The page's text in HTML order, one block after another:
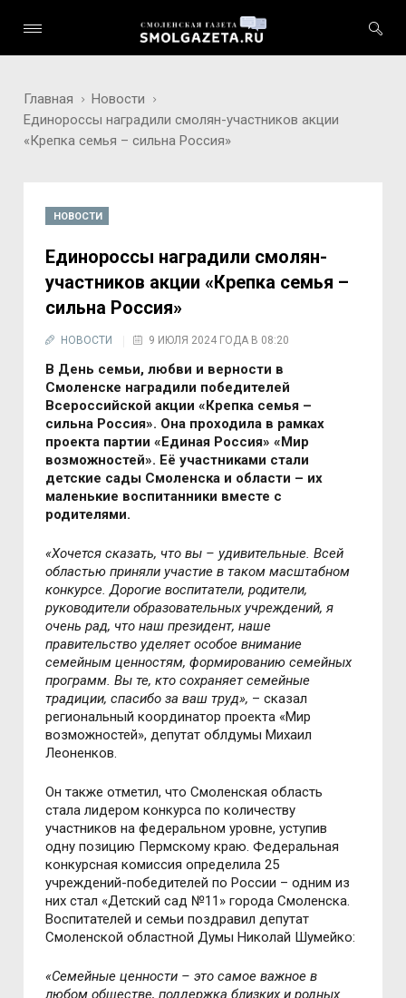
Главная
Новости
Единороссы наградили смолян-участников акции
«Крепка семья – сильна Россия»
НОВОСТИ
Единороссы наградили смолян-
участников акции «Крепка семья –
сильна Россия»
НОВОСТИ 9 ИЮЛЯ 2024 ГОДА В 08:20
В День семьи, любви и верности в
Смоленске наградили победителей
Всероссийской акции «Крепка семья –
сильна Россия». Она проходила в рамках
проекта партии «Единая Россия» «Мир
возможностей». Её участниками стали
детские сады Смоленска и области – их
маленькие воспитанники вместе с
родителями.
«Хочется сказать, что вы – удивительные. Всей
областью приняли участие в таком масштабном
конкурсе. Дорогие воспитатели, родители,
руководители образовательных учреждений, я
очень рад, что наш президент, наше
правительство уделяет особое внимание
семейным ценностям, формированию семейных
программ. Вы те, кто сохраняет семейные
традиции, спасибо за ваш труд», – сказал
региональный координатор проекта «Мир
возможностей», депутат облдумы Михаил
Леоненков.
Он также отметил, что Смоленская область
стала лидером конкурса по количеству
участников на федеральном уровне, уступив
одну позицию Пермскому краю.Федеральная
конкурсная комиссия определила 25
учреждений-победителей по России – одним из
них стал «Детский сад №11» города Смоленска.
Воспитателей и семьи поздравил депутат
Смоленской областной Думы Николай Шумейко:
«Семейные ценности – это самое важное в
любом обществе, поддержка близких и родных